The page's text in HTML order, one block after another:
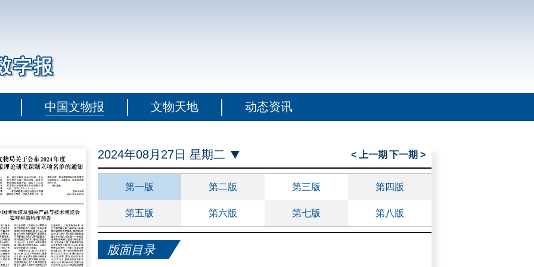
中国文物报 文物天地 动态资讯
2024年08月27日 星期二 < 上一期 下一期 >
第一版 第二版 第三版 第四版
第五版 第六版 第七版 第八版
版面目录